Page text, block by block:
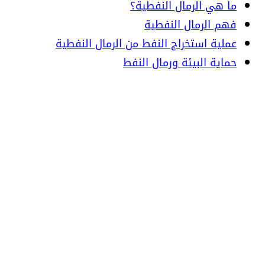
ما هي الرمال النفطية؟
فهم الرمال النفطية
عملية استخراج النفط من الرمال النفطية
حماية البيئة ورمال النفط